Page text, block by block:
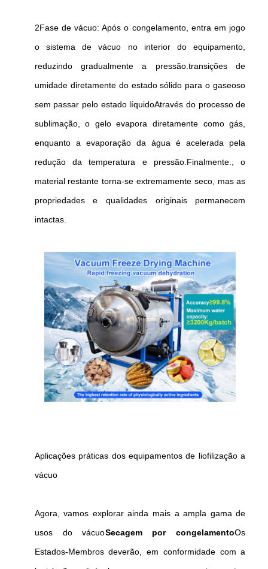
2Fase de vácuo: Após o congelamento, entra em jogo
o sistema de vácuo no interior do equipamento,
reduzindo gradualmente a pressão.transições de
umidade diretamente do estado sólido para o gaseoso
sem passar pelo estado líquidoAtravés do processo de
sublimação, o gelo evapora diretamente como gás,
enquanto a evaporação da água é acelerada pela
redução da temperatura e pressão.Finalmente., o
material restante torna-se extremamente seco, mas as
propriedades e qualidades originais permanecem
intactas.
Aplicações práticas dos equipamentos de liofilização a
vácuo
Agora, vamos explorar ainda mais a ampla gama de
usos do vácuoSecagem por congelamentoOs
Estados-Membros deverão, em conformidade com a